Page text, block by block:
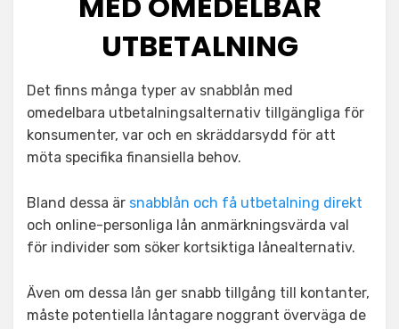
UTBETALNING
Det finns många typer av snabblån med
omedelbara utbetalningsalternativ tillgängliga för
konsumenter, var och en skräddarsydd för att
möta specifika finansiella behov.
Bland dessa är snabblån och få utbetalning direkt
och online-personliga lån anmärkningsvärda val
för individer som söker kortsiktiga lånealternativ.
Även om dessa lån ger snabb tillgång till kontanter,
måste potentiella låntagare noggrant överväga de